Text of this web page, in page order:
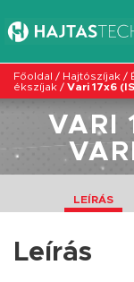
Főoldal / Hajtószíjak /
ékszíjak / Vari 17x6
VARI
LEÍRÁS
Leírás